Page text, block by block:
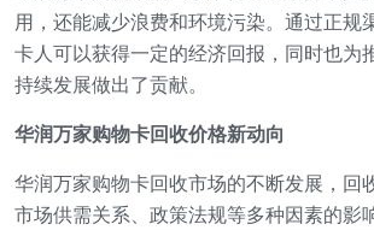
用，还能减少浪费和环境污染。通过正规
卡人可以获得一定的经济回报，同时也为
持续发展做出了贡献。
华润万家购物卡回收价格新动向
华润万家购物卡回收市场的不断发展，回
市场供需关系、政策法规等多种因素的影